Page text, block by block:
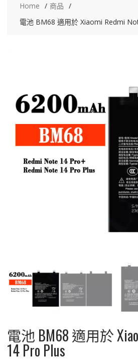
Home
商品
電池 BM68 適用於 Xiaomi Redmi
電池 BM68 適用於
14 Pro Plus